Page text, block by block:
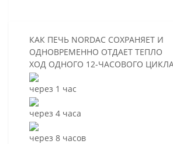
КАК ПЕЧЬ NORDAC СОХРАНЯЕТ И
ОДНОВРЕМЕННО ОТДАЕТ ТЕПЛО
ХОД ОДНОГО 12-ЧАСОВОГО
через 1 час
через 4 часа
через 8 часов